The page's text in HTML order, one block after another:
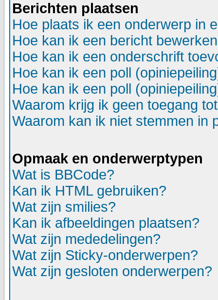
Berichten plaatsen
Hoe plaats ik een onderwerp in
Hoe kan ik een bericht
Hoe kan ik een onderschrift
Hoe kan ik een poll
Hoe kan ik een poll
Waarom krijg ik geen toegang
Waarom kan ik niet stemmen in
Opmaak en onderwerptypen
Wat is BBCode?
Kan ik HTML gebruiken?
Wat zijn smilies?
Kan ik afbeeldingen plaatsen?
Wat zijn mededelingen?
Wat zijn Sticky-onderwerpen?
Wat zijn gesloten onderwerpen?